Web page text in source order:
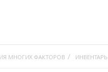
МНОГИХ ФАКТОРОВ ИНВЕНТАРЬ